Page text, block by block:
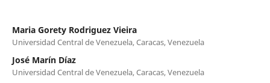
Maria Gorety Rodriguez Vieira
Universidad Central de Venezuela, Caracas, Venezuela
José Marín Díaz
Universidad Central de Venezuela, Caracas, Venezuela